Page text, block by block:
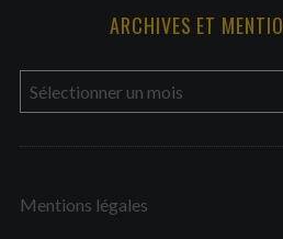
ARCHIVES ET
r
c
iMentions légales